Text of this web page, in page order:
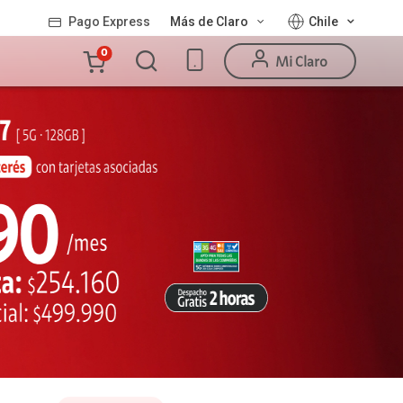
Pago Express Más de Claro Chile
Mi Claro
Carro
la
0